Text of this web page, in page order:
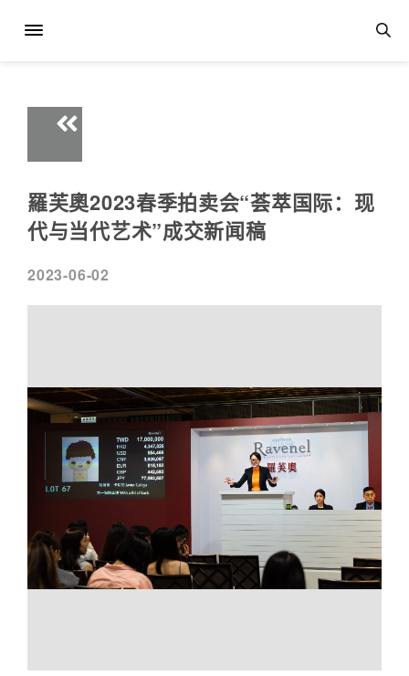
羅芙奧2023春季拍卖会“荟萃国际：现
代与当代艺术”成交新闻稿
2023-06-02